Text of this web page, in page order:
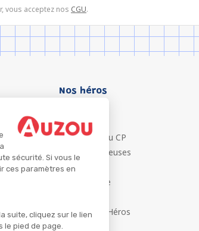
sécurité. Si vous le
ces paramètres en
suite, cliquez sur le lien
pied de page.
vous acceptez nos CGU.
Nos héros
P'tit Loup
Les Héros du CP
Les Influenceuses
Migali
Petite Taupe
Ma Boîte à Héros